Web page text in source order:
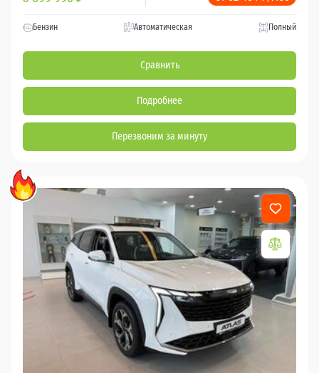
Бензин Автоматическая Полный
Сравнить
Подробнее
Перезвоним за минуту